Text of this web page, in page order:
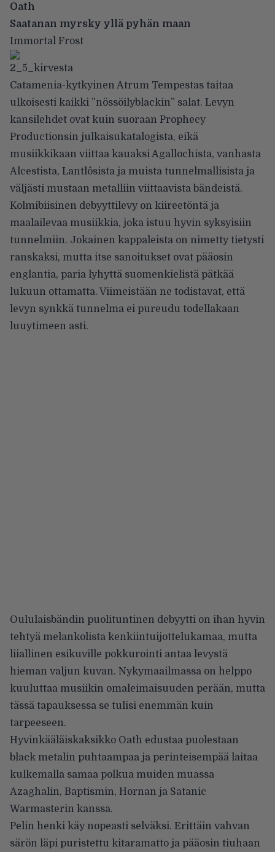
Oath
Saatanan myrsky yllä pyhän maan
Immortal Frost
Catamenia-kytkyinen Atrum Tempestas taitaa
ulkoisesti kaikki ”nössöilyblackin” salat. Levyn
kansilehdet ovat kuin suoraan Prophecy
Productionsin julkaisukatalogista, eikä
musiikkikaan viittaa kauaksi Agallochista, vanhasta
Alcestista, Lantlôsista ja muista tunnelmallisista ja
väljästi mustaan metalliin viittaavista bändeistä.
Kolmibiisinen debyyttilevy on kiireetöntä ja
maalailevaa musiikkia, joka istuu hyvin syksyisiin
tunnelmiin. Jokainen kappaleista on nimetty tietysti
ranskaksi, mutta itse sanoitukset ovat pääosin
englantia, paria lyhyttä suomenkielistä pätkää
lukuun ottamatta. Viimeistään ne todistavat, että
levyn synkkä tunnelma ei pureudu todellakaan
luuytimeen asti.
Oululaisbändin puolituntinen debyytti on ihan hyvin
tehtyä melankolista kenkiintuijottelukamaa, mutta
liiallinen esikuville pokkurointi antaa levystä
hieman valjun kuvan. Nykymaailmassa on helppo
kuuluttaa musiikin omaleimaisuuden perään, mutta
tässä tapauksessa se tulisi enemmän kuin
tarpeeseen.
Hyvinkääläiskaksikko Oath edustaa puolestaan
black metalin puhtaampaa ja perinteisempää laitaa
kulkemalla samaa polkua muiden muassa
Azaghalin, Baptismin, Hornan ja Satanic
Warmasterin kanssa.
Pelin henki käy nopeasti selväksi. Erittäin vahvan
särön läpi puristettu kitaramatto ja pääosin tiuhaan